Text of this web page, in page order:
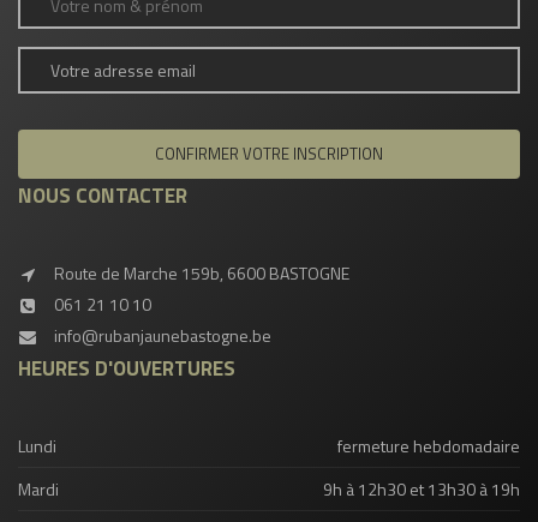
NOUS CONTACTER
Route de Marche 159b, 6600 BASTOGNE
061 21 10 10
info@rubanjaunebastogne.be
HEURES D'OUVERTURES
Lundi
fermeture hebdomadaire
Mardi
9h à 12h30 et 13h30 à 19h